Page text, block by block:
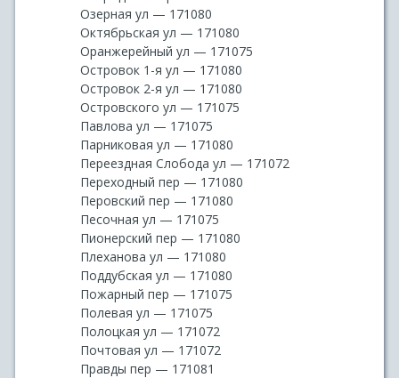
Озерная ул — 171080
Октябрьская ул — 171080
Оранжерейный ул — 171075
Островок 1-я ул — 171080
Островок 2-я ул — 171080
Островского ул — 171075
Павлова ул — 171075
Парниковая ул — 171080
Переездная Слобода ул — 171072
Переходный пер — 171080
Перовский пер — 171080
Песочная ул — 171075
Пионерский пер — 171080
Плеханова ул — 171080
Поддубская ул — 171080
Пожарный пер — 171075
Полевая ул — 171075
Полоцкая ул — 171072
Почтовая ул — 171072
Правды пер — 171081